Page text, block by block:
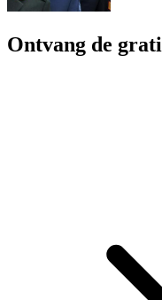
Ontvang de